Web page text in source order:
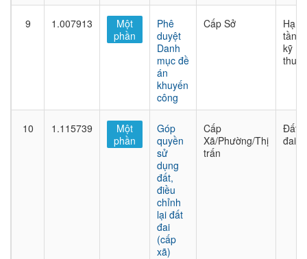
9 1.007913
Một
phần
Phê
duyệt
Danh
mục đề
án
khuyến
công
Cấp Sở
Hạ
tầng
kỹ
thuật
10 1.115739
Một
phần
Góp
quyền
sử
dụng
đất,
điều
chỉnh
lại đất
đai
(cấp
xã)
Cấp
Xã/Phường/Thị
trấn
Đất
đai